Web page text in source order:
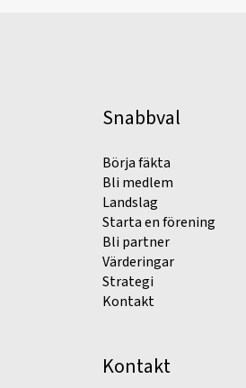
Snabbval
Börja fäkta
Bli medlem
Landslag
Starta en förening
Bli partner
Värderingar
Strategi
Kontakt
Kontakt